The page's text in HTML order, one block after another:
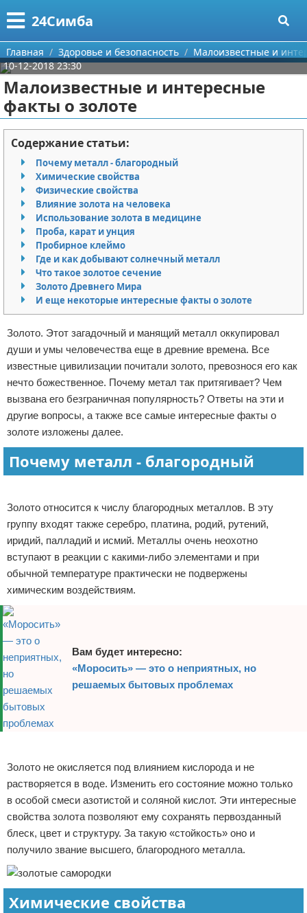
24Симба
Меню
Главная
Категории
Государство и право
Причинение вреда
Иммиграция
Здоровье и безопасность
Авторские права
Поиск
О проекте
Контакты
Сотрудничество
Размещение рекламы
Для правообладателей
Условия предоставления информации
Отказ от ответственности
Главная Здоровье и безопасность
Малоизвестные и
10-12-2018 23:30
Малоизвестные и интересные
факты о золоте
Содержание статьи:
Почему металл - благородный
Химические свойства
Физические свойства
Влияние золота на человека
Использование золота в медицине
Проба, карат и унция
Пробирное клеймо
Где и как добывают солнечный металл
Что такое золотое сечение
Золото Древнего Мира
И еще некоторые интересные факты о золоте
Золото. Этот загадочный и манящий металл оккупировал
души и умы человечества еще в древние времена. Все
известные цивилизации почитали золото, превознося его как
нечто божественное. Почему метал так притягивает? Чем
вызвана его безграничная популярность? Ответы на эти и
другие вопросы, а также все самые интересные факты о
золоте изложены далее.
Почему металл - благородный
Золото относится к числу благородных металлов. В эту
группу входят также серебро, платина, родий, рутений,
иридий, палладий и исмий. Металлы очень неохотно
вступают в реакции с какими-либо элементами и при
обычной температуре практически не подвержены
химическим воздействиям.
Вам будет интересно:
«Моросить» — это о неприятных, но
решаемых бытовых проблемах
Золото не окисляется под влиянием кислорода и не
растворяется в воде. Изменить его состояние можно только
в особой смеси азотистой и соляной кислот. Эти интересные
свойства золота позволяют ему сохранять первозданный
блеск, цвет и структуру. За такую «стойкость» оно и
получило звание высшего, благородного металла.
Химические свойства